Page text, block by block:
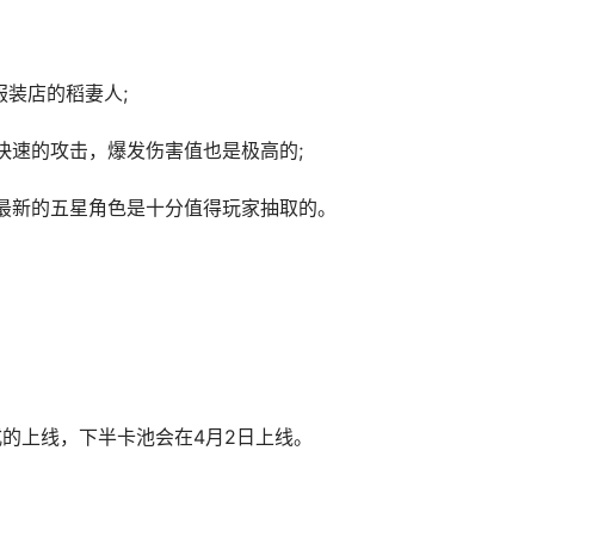
装店的稻妻人;
速的攻击，爆发伤害值也是极高的;
的五星角色是十分值得玩家抽取的。
上线，下半卡池会在4月2日上线。